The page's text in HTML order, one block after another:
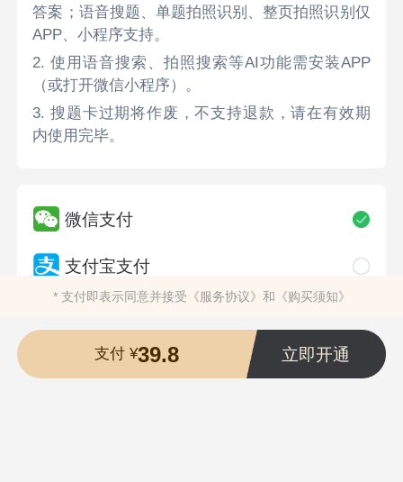
答案；语音搜题、单题拍照识别、整页拍照识别仅
APP、小程序支持。
2. 使用语音搜索、拍照搜索等AI功能需安装APP
（或打开微信小程序）。
3. 搜题卡过期将作废，不支持退款，请在有效期
内使用完毕。
微信支付
支付宝支付
* 支付即表示同意并接受 《服务协议》 和 《购买须知》
支付 ¥39.8 立即开通
长沙希赛千亿教育科技有限公司版权所有 ©2009-2026